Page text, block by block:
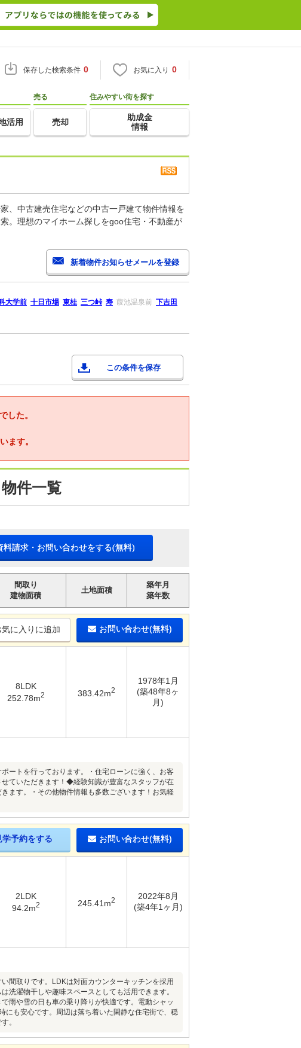
保存した検索条件 0 お気に入り 0
活用
売る
売却
住みやすい街を探す
助成金
情報
、中古建売住宅などの中古一戸建て物件情報を
。理想のマイホーム探しをgoo住宅・不動産が
大学前 十日市場 東桂 三つ峠 寿 葭池温泉前 下吉田
この条件を保存
した。
ます。
件一覧
料請求・お問い合わせをする(無料)
間取り
建物面積
土地面積
築年月
築年数
気に入りに追加 お問い合わせ(無料)
8LDK
252.78m2 383.42m2
1978年1月
(築48年8ヶ
月)
ートを行っております。・住宅ローンに強く、お客
ていただきます！◆経験知識が豊富なスタッフが在
ます。・その他物件情報も多数ございます！お気軽
学予約をする お問い合わせ(無料)
2LDK
94.2m2 245.41m2
2022年8月
(築4年1ヶ月)
間取りです。LDKは対面カウンターキッチンを採用
洗濯物干しや趣味スペースとしても活用できます。
雨や雪の日も車の乗り降りが快適です。電動シャッ
にも安心です。周辺は落ち着いた閑静な住宅街で、穏
。